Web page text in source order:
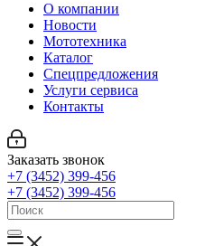
О компании
Новости
Мототехника
Каталог
Спецпредложения
Услуги сервиса
Контакты
Заказать звонок
+7 (3452) 399-456
+7 (3452) 399-456